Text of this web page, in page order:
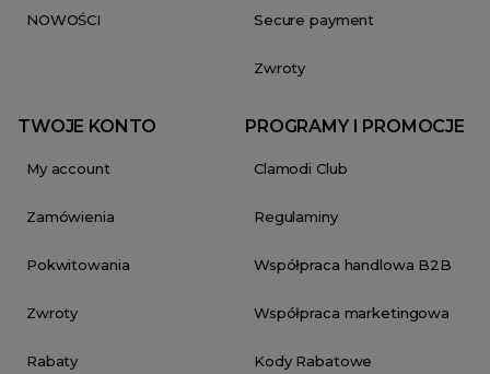
NOWOŚCI Secure payment
Zwroty
TWOJE KONTO
My account
Zamówienia
Pokwitowania
Zwroty
Rabaty
PROGRAMY I PROMOCJE
Clamodi Club
Regulaminy
Współpraca handlowa B2B
Współpraca marketingowa
Kody Rabatowe